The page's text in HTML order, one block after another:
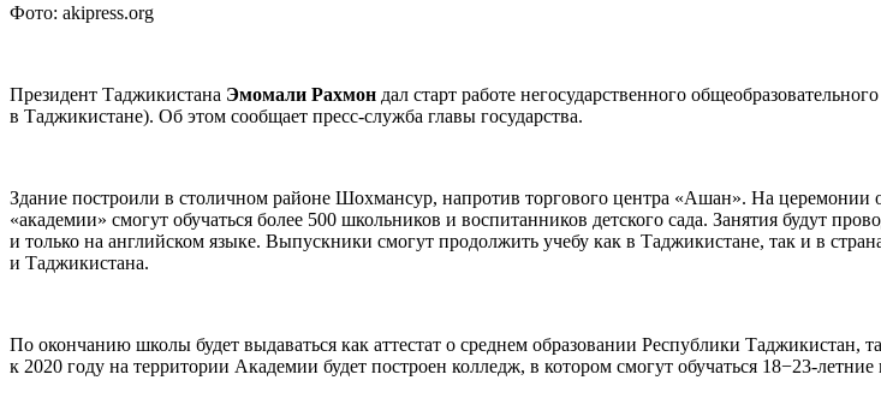
Фото: akipress.org
Президент Таджикистана Эмомали Рахмон дал старт работе негосударственного
в Таджикистане). Об этом сообщает пресс-служба главы государства.
Здание построили в столичном районе Шохмансур, напротив торгового центра «Ашан». На церемонии
«академии» смогут обучаться более 500 школьников и воспитанников детского сада. Занятия будут
и только на английском языке. Выпускники смогут продолжить учебу как в Таджикистане, так и в
и Таджикистана.
По окончанию школы будет выдаваться как аттестат о среднем образовании Республики
к 2020 году на территории Академии будет построен колледж, в котором смогут обучаться 18−23-